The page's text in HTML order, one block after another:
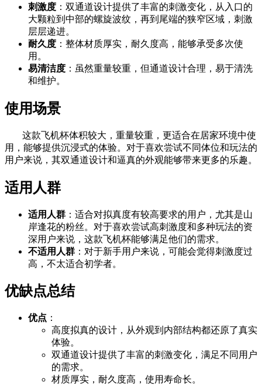
刺激度 ：双通道设计提供了丰富的刺激变化，从入口的
大颗粒到中部的螺旋波纹，再到尾端的狭窄区域，刺激
层层递进。
耐久度 ：整体材质厚实，耐久度高，能够承受多次使
用。
易清洁度 ：虽然重量较重，但通道设计合理，易于清洗
和维护。
使用场景
这款飞机杯体积较大，重量较重，更适合在居家环境中使
用，能够提供沉浸式的体验。对于喜欢尝试不同体位和玩法的
用户来说，其双通道设计和逼真的外观能够带来更多的乐趣。
适用人群
适用人群 ：适合对拟真度有较高要求的用户，尤其是山
岸逢花的粉丝。对于喜欢尝试高刺激度和多种玩法的资
深用户来说，这款飞机杯能够满足他们的需求。
不适用人群 ：对于新手用户来说，可能会觉得刺激度过
高，不太适合初学者。
优缺点总结
优点 ：
高度拟真的设计，从外观到内部结构都还原了真实
体验。
双通道设计提供了丰富的刺激变化，满足不同用户
的需求。
材质厚实，耐久度高，使用寿命长。